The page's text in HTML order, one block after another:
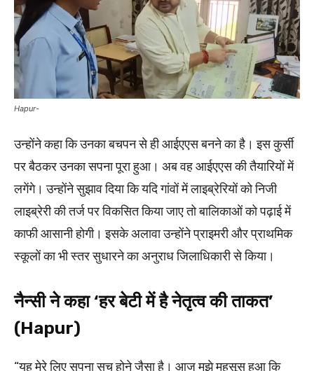
Hapur-
उन्होंने कहा कि उनका बचपन से ही आईएएस बनने का है। इस कुर्सी
पर बैठकर उनका सपना पूरा हुआ। अब वह आईएएस की तैयारियों में
लगेंगे। उन्होंने सुझाव दिया कि यदि गांवों में लाइब्रेरियों को निजी
लाइब्रेरी की तर्ज पर विकसित किया जाए तो बालिकाओं को पढ़ाई में
काफी आसानी होगी। इसके अलावा उन्होंने प्राइमरी और प्राथमिक
स्कूलों का भी स्तर सुधारने का अनुराध जिलाधिकारी से किया।
नैन्सी ने कहा ‘हर बेटी में है नेतृत्व की ताकत’
(Hapur)
“यह मेरे लिए सपना सच होने जैसा है। आज मुझे महसूस हुआ कि